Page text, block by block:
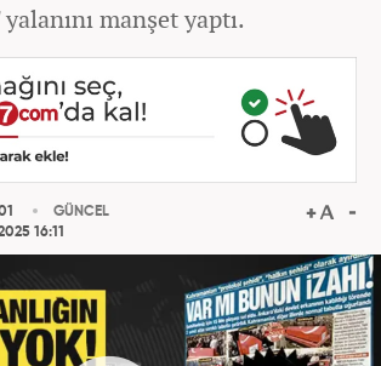
manşet yaptı.
16:11
GÜNCEL